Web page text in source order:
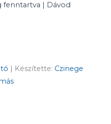
fenntartva | Dávod
| Készítette: Czinege